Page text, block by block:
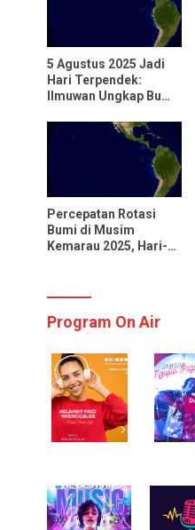
5 Agustus 2025 Jadi
Hari Terpendek:
Ilmuwan Ungkap Bumi
dari Biasanya
Percepatan Rotasi
Bumi di Musim
Kemarau 2025, Hari-
Program On Air